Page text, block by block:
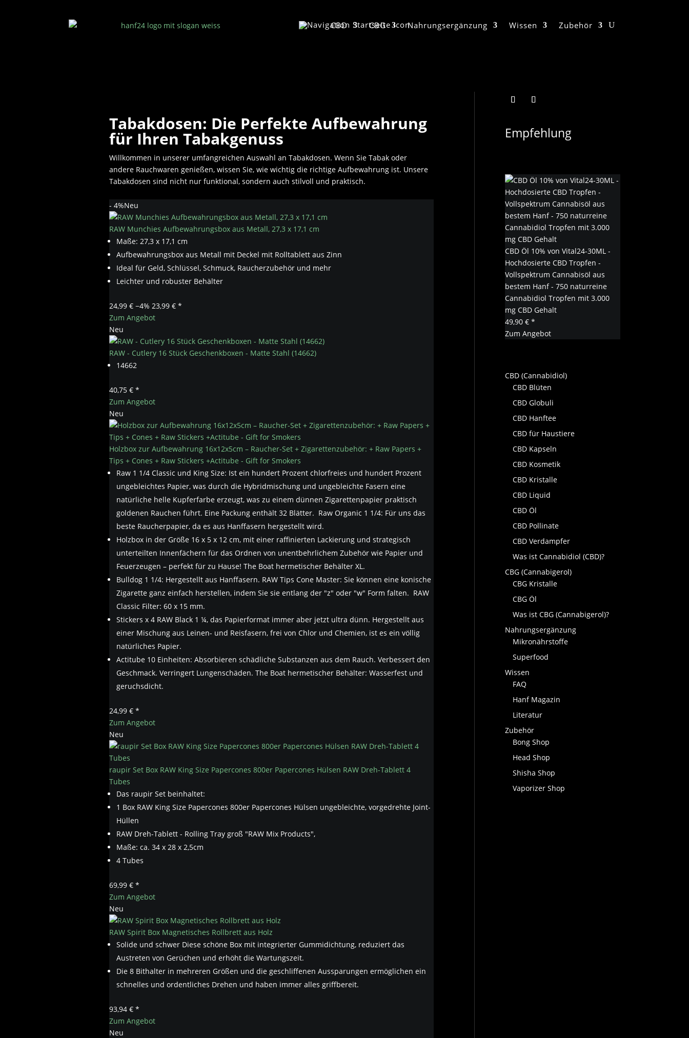
CBD CBG Nahrungsergänzung Wissen Zubehör
Tabakdosen: Die Perfekte Aufbewahrung
für Ihren Tabakgenuss
Willkommen in unserer umfangreichen Auswahl an Tabakdosen. Wenn Sie Tabak oder
andere Rauchwaren genießen, wissen Sie, wie wichtig die richtige Aufbewahrung ist. Unsere
Tabakdosen sind nicht nur funktional, sondern auch stilvoll und praktisch.
- 4%Neu
RAW Munchies Aufbewahrungsbox aus Metall, 27,3 x 17,1 cm
Maße: 27,3 x 17,1 cm
Aufbewahrungsbox aus Metall mit Deckel mit Rolltablett aus Zinn
Ideal für Geld, Schlüssel, Schmuck, Raucherzubehör und mehr
Leichter und robuster Behälter
24,99 € −4% 23,99 € *
Zum Angebot
Neu
RAW - Cutlery 16 Stück Geschenkboxen - Matte Stahl (14662)
14662
40,75 € *
Zum Angebot
Neu
Holzbox zur Aufbewahrung 16x12x5cm – Raucher-Set + Zigarettenzubehör: + Raw Papers +
Tips + Cones + Raw Stickers +Actitube - Gift for Smokers
Raw 1 1/4 Classic und King Size: Ist ein hundert Prozent chlorfreies und hundert Prozent
ungebleichtes Papier, was durch die Hybridmischung und ungebleichte Fasern eine
natürliche helle Kupferfarbe erzeugt, was zu einem dünnen Zigarettenpapier praktisch
goldenen Rauchen führt. Eine Packung enthält 32 Blätter. ️ Raw Organic 1 1/4: Für uns das
beste Raucherpapier, da es aus Hanffasern hergestellt wird.
Holzbox in der Größe 16 x 5 x 12 cm, mit einer raffinierten Lackierung und strategisch
unterteilten Innenfächern für das Ordnen von unentbehrlichem Zubehör wie Papier und
Feuerzeugen – perfekt für zu Hause! The Boat hermetischer Behälter XL.
Bulldog 1 1/4: Hergestellt aus Hanffasern. RAW Tips Cone Master: Sie können eine konische
Zigarette ganz einfach herstellen, indem Sie sie entlang der "z" oder "w" Form falten. ️ RAW
Classic Filter: 60 x 15 mm.
Stickers x 4 RAW Black 1 ¼, das Papierformat immer aber jetzt ultra dünn. Hergestellt aus
einer Mischung aus Leinen- und Reisfasern, frei von Chlor und Chemien, ist es ein völlig
natürliches Papier.
Actitube 10 Einheiten: Absorbieren schädliche Substanzen aus dem Rauch. Verbessert den
Geschmack. Verringert Lungenschäden. The Boat hermetischer Behälter: Wasserfest und
geruchsdicht.
24,99 € *
Zum Angebot
Neu
raupir Set Box RAW King Size Papercones 800er Papercones Hülsen RAW Dreh-Tablett 4
Tubes
Das raupir Set beinhaltet:
1 Box RAW King Size Papercones 800er Papercones Hülsen ungebleichte, vorgedrehte Joint-
Hüllen
RAW Dreh-Tablett - Rolling Tray groß "RAW Mix Products",
Maße: ca. 34 x 28 x 2,5cm
4 Tubes
69,99 € *
Zum Angebot
Neu
RAW Spirit Box Magnetisches Rollbrett aus Holz
Solide und schwer Diese schöne Box mit integrierter Gummidichtung, reduziert das
Austreten von Gerüchen und erhöht die Wartungszeit.
Die 8 Bithalter in mehreren Größen und die geschliffenen Aussparungen ermöglichen ein
schnelles und ordentliches Drehen und haben immer alles griffbereit.
93,94 € *
Zum Angebot
Neu
Empfehlung
CBD Öl 10% von Vital24-30ML -
Hochdosierte CBD Tropfen -
Vollspektrum Cannabisöl aus
bestem Hanf - 750 naturreine
Cannabidiol Tropfen mit 3.000
mg CBD Gehalt
49,90 € *
Zum Angebot
CBD (Cannabidiol)
CBD Blüten
CBD Globuli
CBD Hanftee
CBD für Haustiere
CBD Kapseln
CBD Kosmetik
CBD Kristalle
CBD Liquid
CBD Öl
CBD Pollinate
CBD Verdampfer
Was ist Cannabidiol (CBD)?
CBG (Cannabigerol)
CBG Kristalle
CBG Öl
Was ist CBG (Cannabigerol)?
Nahrungsergänzung
Mikronährstoffe
Superfood
Wissen
FAQ
Hanf Magazin
Literatur
Zubehör
Bong Shop
Head Shop
Shisha Shop
Vaporizer Shop